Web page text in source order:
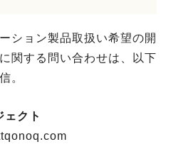
ション製品取扱い希望の開
関する問い合わせは、以下
。
ェクト